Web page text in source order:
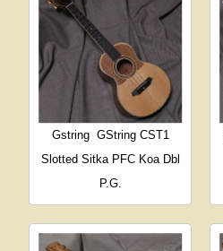
Gstring GString CST1
Slotted Sitka PFC Koa Dbl
P.G.